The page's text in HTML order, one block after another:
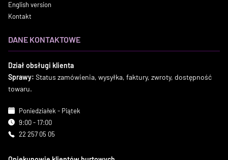
English version
Kontakt
DANE KONTAKTOWE
Dział obsługi klienta
Sprawy: Status zamówienia, wysyłka, faktury, zwroty, dostępność
towaru.
Poniedziałek - Piątek
9:00 - 17:00
22 257 05 05